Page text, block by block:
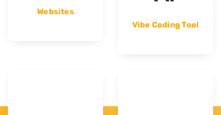
Websites
Vibe Coding Tool